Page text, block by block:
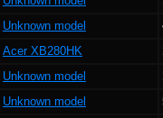
Unknown model
Acer XB280HK
Unknown model
Unknown model